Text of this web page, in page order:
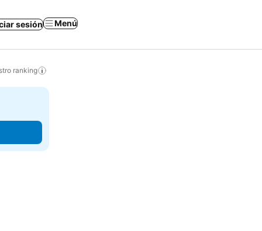
sesión Menú
ranking